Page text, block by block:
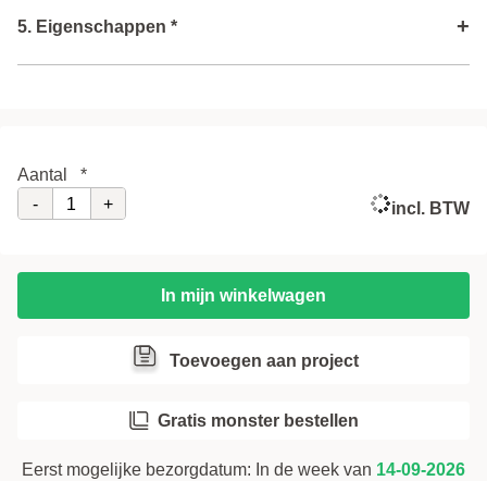
Kleur binnenzijde
(X)
5. Eigenschappen * +
Voorboren (gratis)
Aantal
*
-
+ incl. BTW
In mijn winkelwagen
Toevoegen aan project
Gratis monster bestellen
Eerst mogelijke bezorgdatum: In de week van 14-09-2026